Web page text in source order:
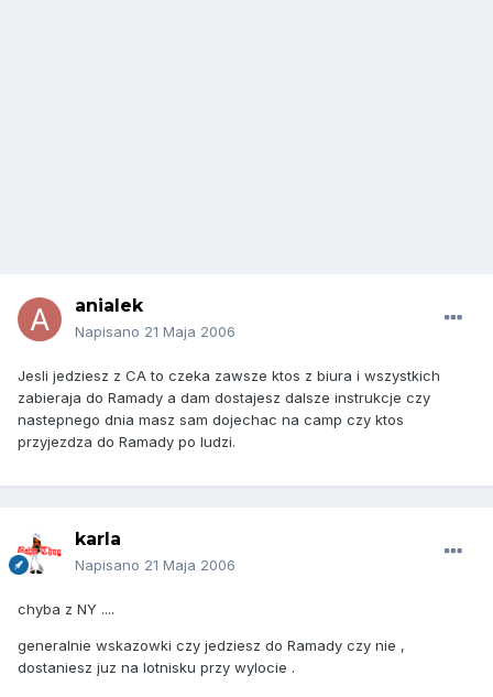
anialek
Napisano 21 Maja 2006
Jesli jedziesz z CA to czeka zawsze ktos z biura i wszystkich
zabieraja do Ramady a dam dostajesz dalsze instrukcje czy
nastepnego dnia masz sam dojechac na camp czy ktos
przyjezdza do Ramady po ludzi.
karla
Napisano 21 Maja 2006
chyba z NY ....
generalnie wskazowki czy jedziesz do Ramady czy nie ,
dostaniesz juz na lotnisku przy wylocie .